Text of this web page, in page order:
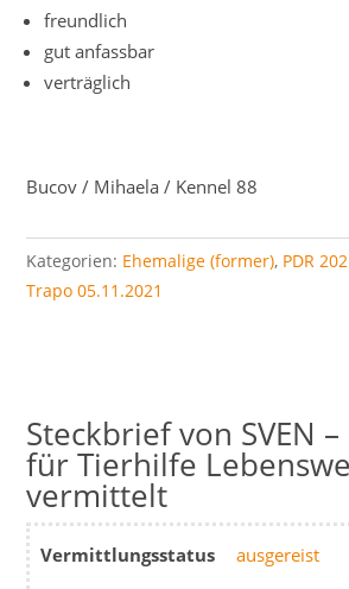
freundlich
gut anfassbar
verträglich
Bucov / Mihaela / Kennel 88
Kategorien: Ehemalige (former), PDR
Trapo 05.11.2021
SVEN
für Tierhilfe
vermittelt
Vermittlungsstatus ausgereist